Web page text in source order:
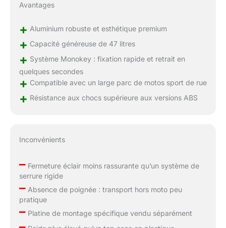
Avantages
+ Aluminium robuste et esthétique premium
+ Capacité généreuse de 47 litres
+ Système Monokey : fixation rapide et retrait en
quelques secondes
+ Compatible avec un large parc de motos sport de rue
+ Résistance aux chocs supérieure aux versions ABS
Inconvénients
–Fermeture éclair moins rassurante qu’un système de
serrure rigide
–Absence de poignée : transport hors moto peu
pratique
–Platine de montage spécifique vendu séparément